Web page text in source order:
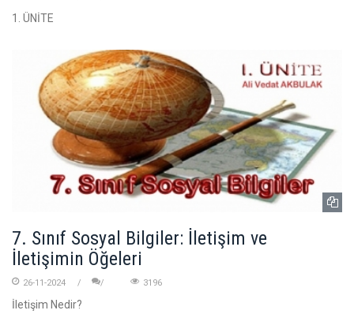
1. ÜNİTE
7. Sınıf Sosyal Bilgiler: İletişim ve
İletişimin Öğeleri
26-11-2024 3196
İletişim Nedir?